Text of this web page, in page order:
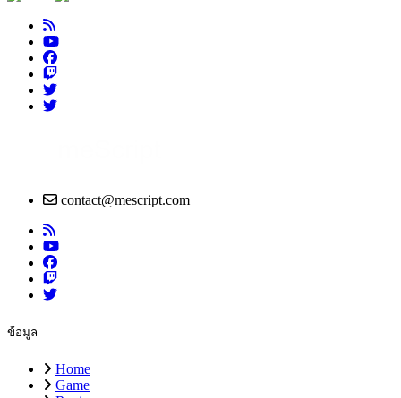
contact@mescript.com
ข้อมูล
Home
Game